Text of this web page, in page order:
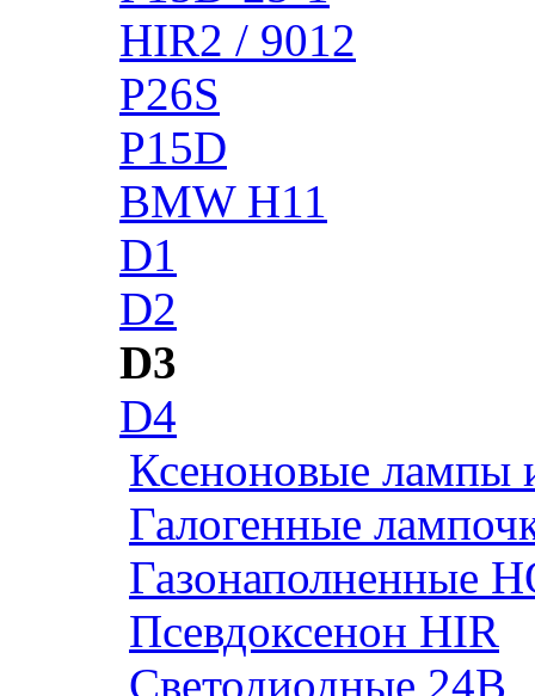
HIR2 / 9012
P26S
P15D
BMW H11
D1
D2
D3
D4
Ксеноновые лампы
Галогенные
Газонаполненные
Псевдоксенон HIR
Cветодиодные 24B